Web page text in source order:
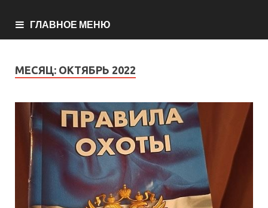
ГЛАВНОЕ МЕНЮ
МЕСЯЦ: ОКТЯБРЬ 2022